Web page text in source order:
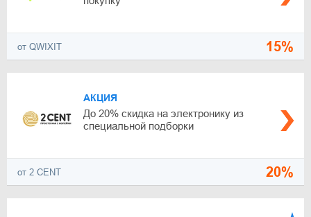
от QWIXIT 15%
АКЦИЯ
До 20% скидка на электронику из
специальной подборки
от 2 CENT 20%